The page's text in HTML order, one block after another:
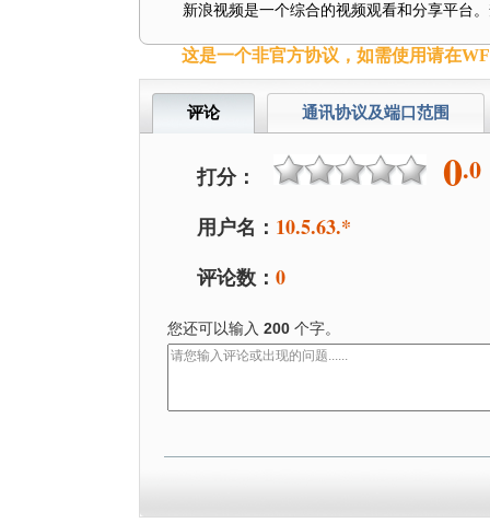
新浪视频是一个综合的视频观看和分享平台
这是一个非官方协议，如需使用请在
评论 通讯协议及端口范围
打分： 0.0
用户名： 10.5.63.*
评论数： 0
您还可以输入 200个字。